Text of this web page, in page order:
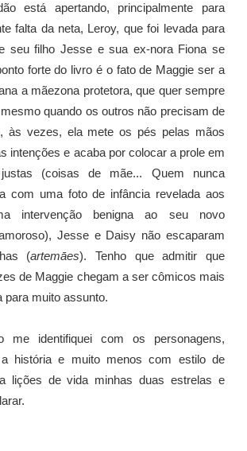
está apertando, principalmente para
falta da neta, Leroy, que foi levada para
seu filho Jesse e sua ex-nora Fiona se
forte do livro é o fato de Maggie ser a
a mãezona protetora, que quer sempre
quando os outros não precisam de
às vezes, ela mete os pés pelas mãos
intenções e acaba por colocar a prole em
(coisas de mãe... Quem nunca
com uma foto de infância revelada aos
intervenção benigna ao seu novo
Jesse e Daisy não escaparam
(artemāes). Tenho que admitir que
de Maggie chegam a ser cômicos mais
para muito assunto.
me identifiquei com os personagens,
história e muito menos com estilo de
lições de vida minhas duas estrelas e